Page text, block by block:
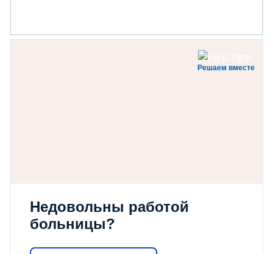
Решаем вместе
Недовольны работой
больницы?